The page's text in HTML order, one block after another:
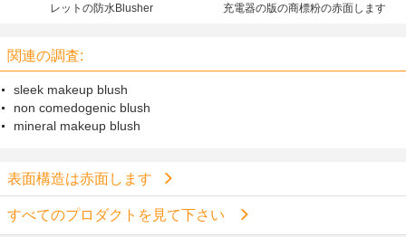
レットの防水Blusher
充電器の版の商標粉の赤面します
関連の調査:
sleek makeup blush
non comedogenic blush
mineral makeup blush
表面構造は赤面します
すべてのプロダクトを見て下さい